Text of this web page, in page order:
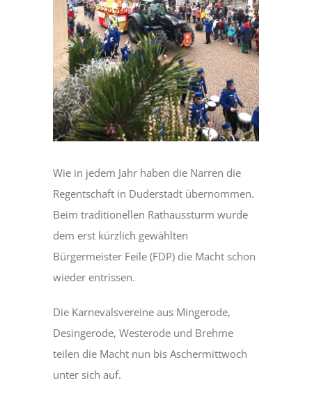
Wie in jedem Jahr haben die Narren die
Regentschaft in Duderstadt übernommen.
Beim traditionellen Rathaussturm wurde
dem erst kürzlich gewählten
Bürgermeister Feile (FDP) die Macht schon
wieder entrissen.
Die Karnevalsvereine aus Mingerode,
Desingerode, Westerode und Brehme
teilen die Macht nun bis Aschermittwoch
unter sich auf.